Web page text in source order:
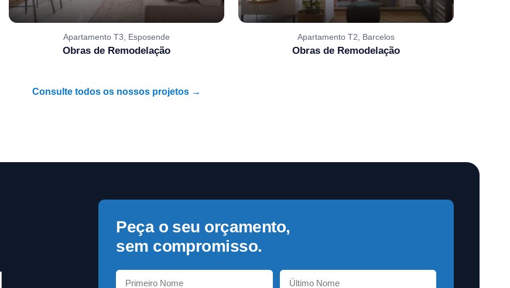
Apartamento T3, Esposende
Obras de Remodelação
Apartamento T2, Barcelos
Obras de Remodelação
Consulte todos os nossos projetos →
Peça o seu orçamento,
sem compromisso.